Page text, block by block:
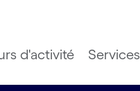
d'activité Services